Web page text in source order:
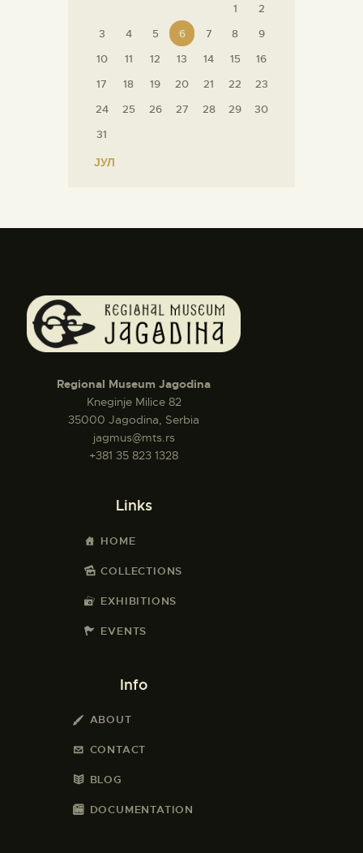
1
2
3
4 5 6 7 8
9
10
11 12 13 14 15
16
17
18 19 20 21 22
23
24
25 26 27 28 29
30
31
« ЈУЛ
Regional Museum Jagodina
Kneginje Milice 82
35000 Jagodina, Serbia
jagmus@mts.rs
+381 35 823 1328
Links
HOME
COLLECTIONS
EXHIBITIONS
EVENTS
Info
ABOUT
CONTACT
BLOG
DOCUMENTATION